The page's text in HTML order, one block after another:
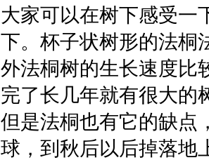
大家可以在树下感受一
下。杯子状树形的法桐
外法桐树的生长速度比
完了长几年就有很大的
但是法桐也有它的缺点
球，到秋后以后掉落地